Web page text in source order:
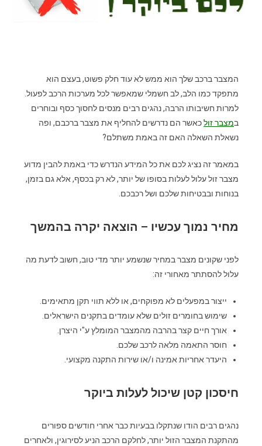
המצבר ברכב שלך הוא ממש לא עוד חלק פשוט, בעצם הוא
מתפקד כמו הלב, לב חשמלי שמאפשר לכל מערכות הרכב לפעול.
למרות חשיבותו הרבה, נהגים רבים מנסים לחסוך כסף ובוחרים
במצבר זולכאשר הם נדרשים להחליף את מצבר ברכבם, ופה
נשאלת השאלה האם זה באמת משתלם?
במאמר זה נציג לכם את כל המידע הנדרש כדי באמת להבין מדוע
מצבר זול עלול לעלות בסופו של יותר, לא רק בכסף, אלא גם בזמן,
בנוחות ובבטיחות שלכם ושל רכבכם.
מחיר נמוך עכשיו – הוצאה יקרה בהמשך
לפני שקונים מצבר במחיר שנשמע יותר מדי טוב, חשוב לדעת מה
עלול להסתתר מאחורי זה:
ייצור במפעלים לא מפוקחים, או ללא תווי תקן מתאימים.
שימוש בחומרים זולים שלא עומדים בתקנים הישראלים.
אורך חיים קצר בהרבה מהמצבר המומלץ ע"י היצרן.
חוסר התאמה מלאה לרכב שלכם.
היעדר אחריות אמינה ו/או שירות התקנה מקצועי.
חיסכון קטן שיכול לעלות ביוקר
נהגים רבים הודו שנתקלו בבעיות כבר אחרי חודשים ספורים
מהתקנת המצבר הזול יותר, לחלקם הרכב הניע לסירוגין, ולאחרים